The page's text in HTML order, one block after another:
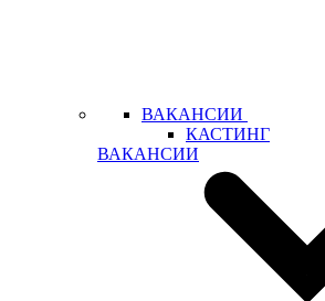
ВАКАНСИИ
КАСТИНГ
ВАКАНСИИ